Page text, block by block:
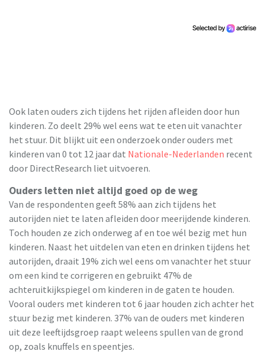
Ook laten ouders zich tijdens het rijden afleiden door hun
kinderen. Zo deelt 29% wel eens wat te eten uit vanachter
het stuur. Dit blijkt uit een onderzoek onder ouders met
kinderen van 0 tot 12 jaar dat Nationale-Nederlanden recent
door DirectResearch liet uitvoeren.
Ouders letten niet altijd goed op de weg
Van de respondenten geeft 58% aan zich tijdens het
autorijden niet te laten afleiden door meerijdende kinderen.
Toch houden ze zich onderweg af en toe wél bezig met hun
kinderen. Naast het uitdelen van eten en drinken tijdens het
autorijden, draait 19% zich wel eens om vanachter het stuur
om een kind te corrigeren en gebruikt 47% de
achteruitkijkspiegel om kinderen in de gaten te houden.
Vooral ouders met kinderen tot 6 jaar houden zich achter het
stuur bezig met kinderen. 37% van de ouders met kinderen
uit deze leeftijdsgroep raapt weleens spullen van de grond
op, zoals knuffels en speentjes.